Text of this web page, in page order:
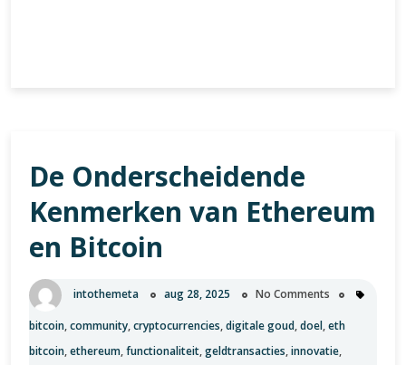
diepgaande
analyse
van
relatie
de
euro
en
De Onderscheidende
Kenmerken van Ethereum
en Bitcoin
intothemeta aug 28, 2025 No Comments
bitcoin,community,cryptocurrencies,digitale goud,doel,eth
bitcoin,ethereum,functionaliteit,geldtransacties,innovatie,